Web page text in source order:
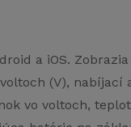
a iOS.
(V), nabíjací
vo voltoch,